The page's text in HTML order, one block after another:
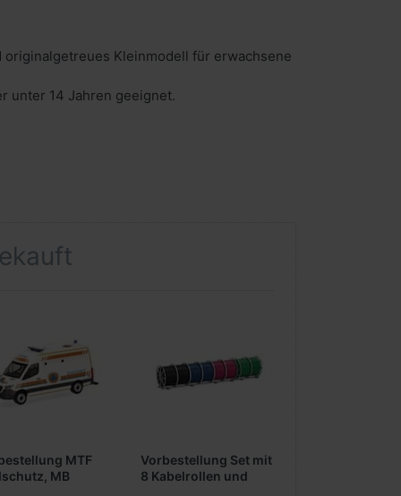
originalgetreues Kleinmodell für erwachsene
unter 14 Jahren geeignet.
MTF
MB
Vorbestellung Set mit
8 Kabelrollen und